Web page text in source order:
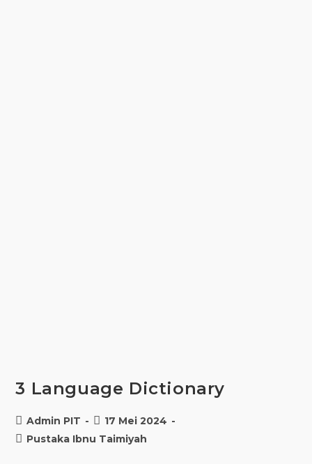
3 Language Dictionary
Post
author:
Admin PIT
Post
published:
17 Mei 2024
PostPustaka Ibnu Taimiyah